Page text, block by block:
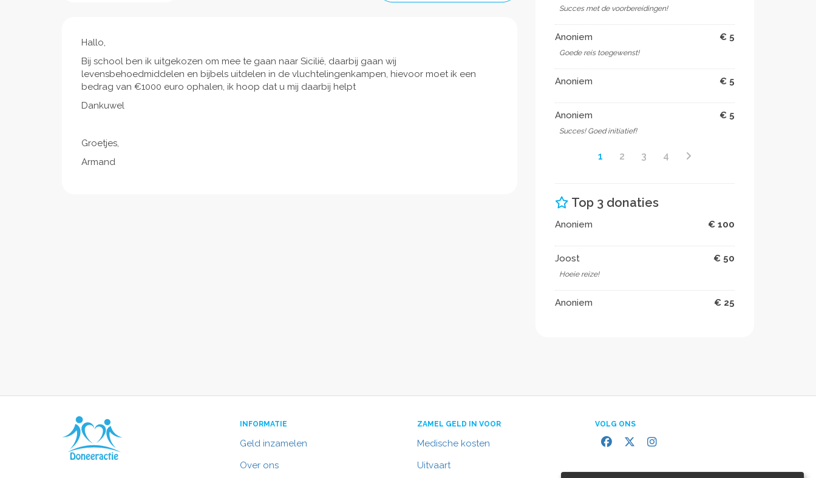
Hallo,
Bij school ben ik uitgekozen om mee te gaan naar Sicilië, daarbij gaan wij
levensbehoedmiddelen en bijbels uitdelen in de vluchtelingenkampen, hievoor moet ik een
bedrag van €1000 euro ophalen, ik hoop dat u mij daarbij helpt
Dankuwel
Groetjes,
Armand
Succes met de voorbereidingen!
Anoniem € 5
Goede reis toegewenst!
Anoniem € 5
Anoniem € 5
Succes! Goed initiatief!
1 2 3 4
Top 3 donaties
Anoniem € 100
Joost € 50
Hoeie reize!
Anoniem € 25
INFORMATIE
Geld inzamelen
Over ons
ZAMEL GELD IN VOOR
Medische kosten
Uitvaart
VOLG ONS